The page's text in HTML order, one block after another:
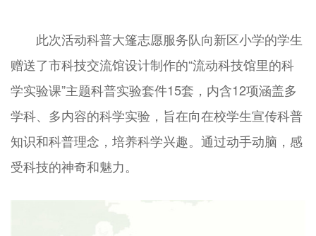
此次活动科普大篷志愿服务队向新区小学的学生
赠送了市科技交流馆设计制作的“流动科技馆里的科
学实验课”主题科普实验套件15套，内含12项涵盖多
学科、多内容的科学实验，旨在向在校学生宣传科普
知识和科普理念，培养科学兴趣。通过动手动脑，感
受科技的神奇和魅力。